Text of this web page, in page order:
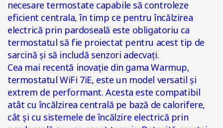
necesare termostate capabile să controleze
eficient centrala, în timp ce pentru încălzirea
electrică prin pardoseală este obligatoriu ca
termostatul să fie proiectat pentru acest tip de
sarcină și să includă senzori adecvați.
Cea mai recentă inovație din gama Warmup,
termostatul WiFi 7iE, este un model versatil și
extrem de performant. Acesta este compatibil
atât cu încălzirea centrală pe bază de calorifere,
cât și cu sistemele de încălzire electrică prin